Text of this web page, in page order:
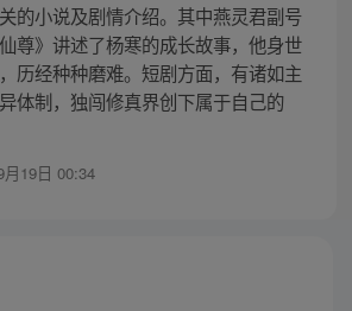
的小说及剧情介绍。其中燕灵君副号
尊》讲述了杨寒的成长故事，他身世
历经种种磨难。短剧方面，有诸如主
体制，独闯修真界创下属于自己的
月19日 00:34